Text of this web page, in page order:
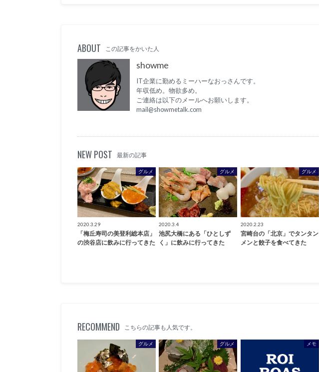
ABOUT この記事をかいた人
showme
IT企業に勤めるミーハーなおっさんです。
年収低め。物欲多め。
ご連絡は以下のメールへお願いします。
mail@showmetalk.com
NEW POST 最新の記事
グルメ
2020.3.29
「梅丘寿司の美登利総本店」
の渋谷店に飲みに行ってきた
グルメ
2020.3.4
池尻大橋にある「ひとしず
く」に飲みに行ってきた
グルメ
2020.2.23
宮崎台の「北京」でタンタン
メンと餃子を食べてきた
RECOMMEND こちらの記事も人気です。
グルメ グルメ メモ